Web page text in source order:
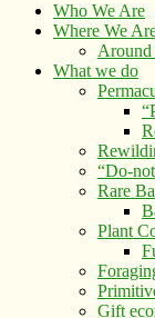
Who We Are
Where We
Around
What we do
“Do-
Rare
Plant
Gift